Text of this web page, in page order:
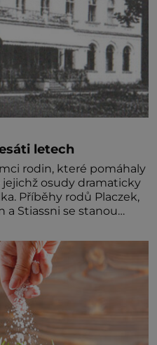
letech
rodin, které pomáhaly
osudy dramaticky
Příběhy rodů Placzek,
a Stiassni se stanou
2026. Některé návraty
si člověk pamatuje z